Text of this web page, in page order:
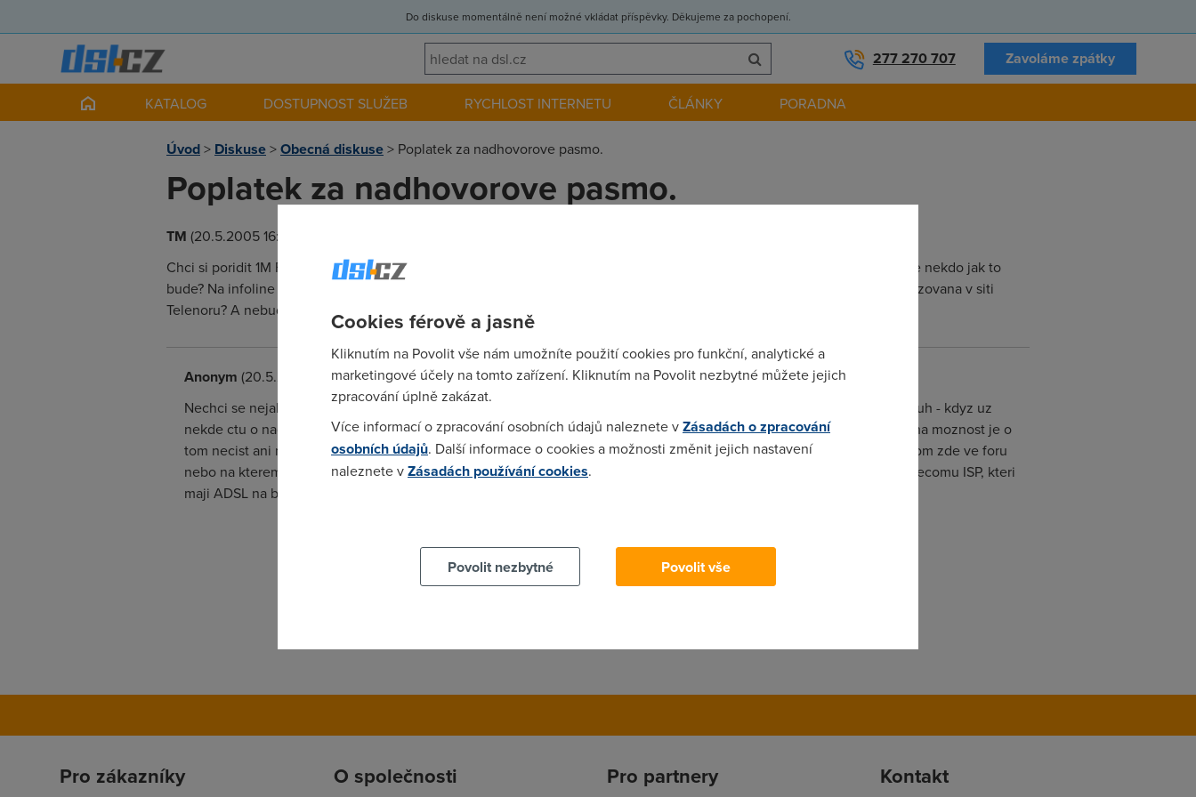
Do diskuse momentálně není možné vkládat příspěvky. Děkujeme za pochopení.
277 270 707 Zavoláme zpátky
KATALOG DOSTUPNOST SLUŽEB RYCHLOST INTERNETU ČLÁNKY PORADNA
Úvod> Diskuse>Obecná diskuse> Poplatek za nadhovorove pasmo.
Poplatek za nadhovorove pasmo.
TM (20.5.2005 16:01:00)
Chci si poridit 1M FUN od Nextry...jen ted vaham, protoze se objevily informace o poplatku za nadhovorove pasmo. Nevite nekdo jak to
bude? Na infoline Nextry mi rekli ze budu platit jen tech 690 bez dph,nic vic? Neni to treba proto, ze by byla sluzba provozovana v siti
Telenoru? A nebudu to muset platit Telecomu? Dik
Anonym (20.5.2005 19:15:00)
Nechci se nejak dotknout tazatele, ale tento text by mohl uspesne zvitezit v soutezi o nejdementnejsi dotaz fora. Probuh - kdyz uz
nekde ctu o nadhovorem pasmu, tak snad jsem schopen i docist vetu a vnimat, ceho se nadhovorove pasmo tyka. Druha moznost je o
tom necist ani nevedet a tudiz nemit takovyto slabomyslny dotaz. Pokud A ani B neplati, je stale moznost docist se o tom zde ve foru
nebo na kteremkoliv internetovem magazinu. Snad uz 20x se vsude probiralo, ze nadhovorove pasmo budou platit Telecomu ISP, kteri
maji ADSL na bazi propojeni. Tudiz u propojeni ANO, pripojeni NE ,LLU NE
Pro zákazníky O společnosti Pro partnery Kontakt
Cookies férově a jasně
Kliknutím na Povolit vše nám umožníte použití cookies pro funkční, analytické a
marketingové účely na tomto zařízení. Kliknutím na Povolit nezbytné můžete jejich
zpracování úplně zakázat.
Více informací o zpracování osobních údajů naleznete vZásadách o zpracování
osobních údajů. Další informace o cookies a možnosti změnit jejich nastavení
naleznete vZásadách používání cookies.
Povolit nezbytné
Povolit vše